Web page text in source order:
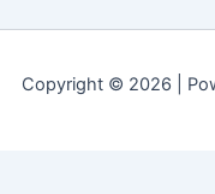
Copyright © 2026 |